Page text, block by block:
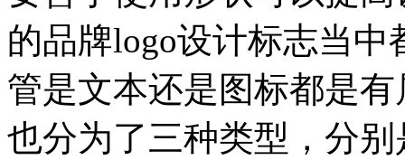
的品牌logo设计标志当
管是文本还是图标都是
也分为了三种类型，分